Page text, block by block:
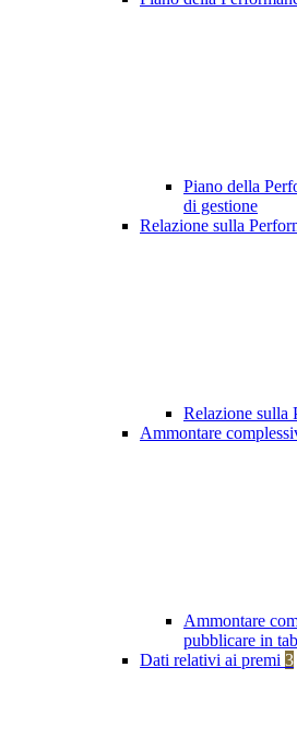
Piano della
di gestione
Relazione sulla
Relazione sulla
Ammontare
Ammontare
pubblicare in
Dati relativi ai premi 3